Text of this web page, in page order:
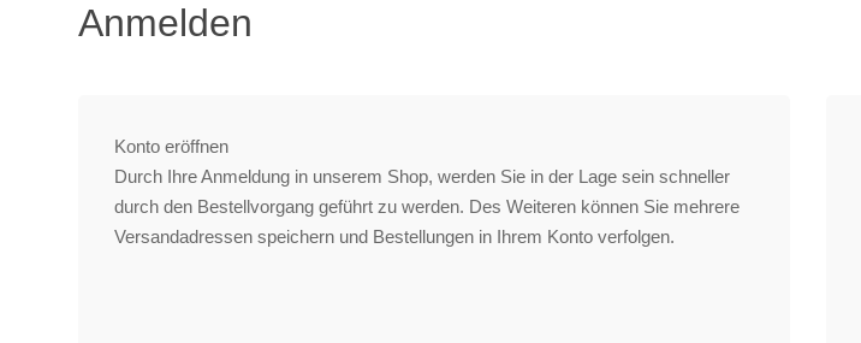
Anmelden
Konto eröffnen
Durch Ihre Anmeldung in unserem Shop, werden Sie in der Lage sein schneller
durch den Bestellvorgang geführt zu werden. Des Weiteren können Sie mehrere
Versandadressen speichern und Bestellungen in Ihrem Konto verfolgen.